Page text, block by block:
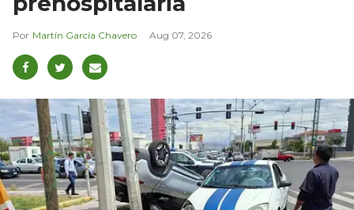
Martín García Chavero Aug 07, 2026